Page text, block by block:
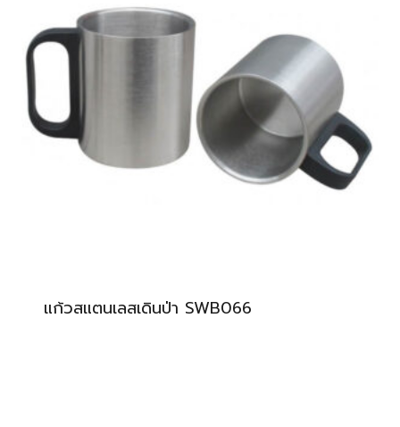
แก้วสแตนเลสเดินป่า SWB066